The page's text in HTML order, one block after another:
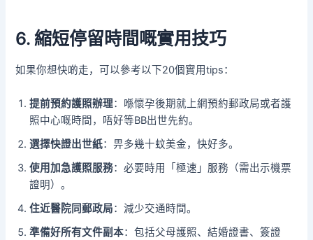
6. 縮短停留時間嘅實用技巧
如果你想快啲走，可以參考以下20個實用tips：
提前預約護照辦理：喺懷孕後期就上網預約郵政局或者護
照中心嘅時間，唔好等BB出世先約。
選擇快證出世紙：畀多幾十蚊美金，快好多。
使用加急護照服務：必要時用「極速」服務（需出示機票
證明）。
住近醫院同郵政局：減少交通時間。
準備好所有文件副本：包括父母護照、結婚證書、簽證